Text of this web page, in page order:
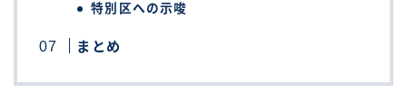
特別区への示唆
まとめ